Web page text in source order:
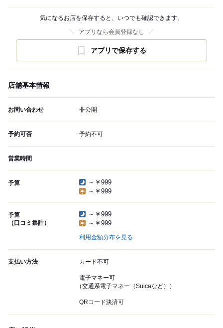
気になるお店を保存すると、いつでも確認できます。
アプリなら会員登録なし
アプリで保存する
店舗基本情報
お問い合わせ 非公開
予約可否 予約不可
営業時間
予算
～￥999
～￥999
予算
（口コミ集計）
～￥999
～￥999
利用金額分布を見る
支払い方法 カード不可
電子マネー可
（交通系電子マネー（Suicaなど））
QRコード決済可